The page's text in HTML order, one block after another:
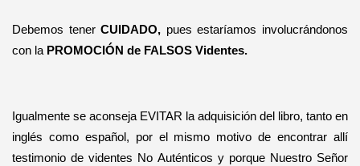
Debemos tenerCUIDADO, pues estaríamos involucrándonos
con la PROMOCIÓN de FALSOS Videntes.
Igualmente se aconseja EVITAR la adquisición del libro, tanto en
inglés como español, por el mismo motivo de encontrar allí
testimonio de videntes No Auténticos y porque Nuestro Señor